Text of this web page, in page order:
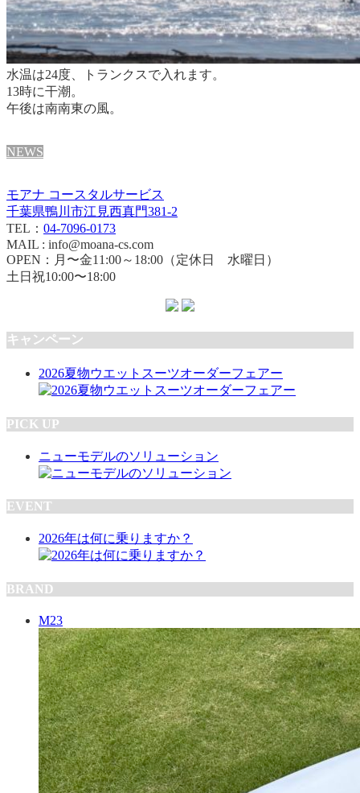
水温は24度、トランクスで入れます。
13時に干潮。
午後は南南東の風。
NEWS
モアナ コースタルサービス
千葉県鴨川市江見西真門381-2
TEL： 04-7096-0173
MAIL : info@moana-cs.com
OPEN：月〜金11:00～18:00（定休日 水曜日）
土日祝10:00〜18:00
キャンペーン
2026夏物ウエットスーツオーダーフェアー
PICK UP
ニューモデルのソリューション
EVENT
2026年は何に乗りますか？
BRAND
M23